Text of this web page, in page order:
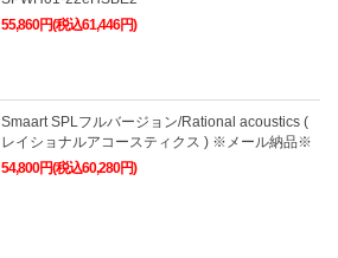
55,860円(税込61,446円)
Smaart SPLフルバージョン/Rational acoustics (
レイショナルアコースティクス ) ※メール納品※
54,800円(税込60,280円)